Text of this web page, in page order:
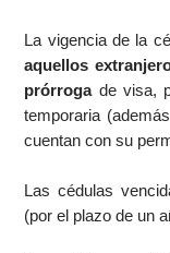
La vigencia de la
aquellos
prórrogade visa,
temporaria
cuentan con su
Las cédulas
(por el plazo de un